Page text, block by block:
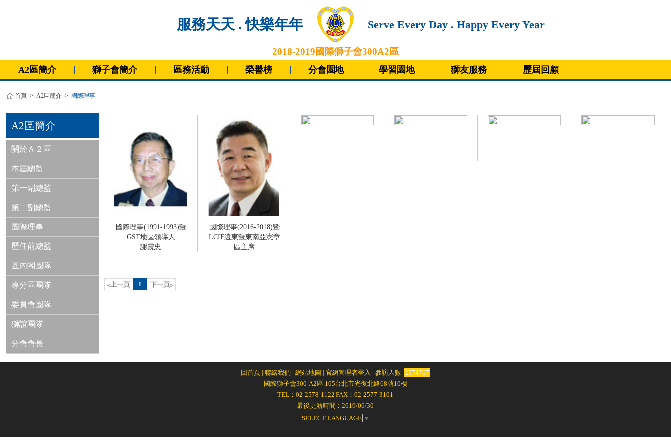
服務天天 . 快樂年年 Serve Every Day . Happy Every Year
2018-2019國際獅子會300A2區
A2區簡介 獅子會簡介 區務活動 榮譽榜 分會園地 學習園地 獅友服務 歷屆回顧
首頁 > A2區簡介 > 國際理事
A2區簡介
關於Ａ２區
本屆總監
第一副總監
第二副總監
國際理事
歷任前總監
區內閣團隊
專分區團隊
委員會團隊
獅誼團隊
分會會長
國際理事(1991-1993)暨
GST地區領導人
謝震忠
國際理事(2016-2018)暨
LCIF遠東暨東南亞憲章
區主席
«上一頁 1 下一頁»
回首頁| 聯絡我們 | 網站地圖 | 官網管理者登入 | 參訪人數 2574767
國際獅子會300-A2區 105台北市光復北路68號10樓
TEL：02-2578-1122 FAX：02-2577-3101
最後更新時間：2019/06/30
SELECT LANGUAGE ▼